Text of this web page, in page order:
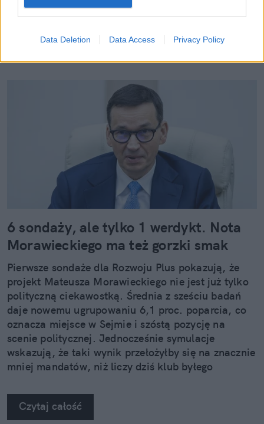
Data Deletion Data Access Privacy Policy
6 sondaży, ale tylko 1 werdykt. Nota
Morawieckiego ma też gorzki smak
Pierwsze sondaże dla Rozwoju Plus pokazują, że
projekt Mateusza Morawieckiego nie jest już tylko
polityczną ciekawostką. Średnia z sześciu badań
daje nowemu ugrupowaniu 6,1 proc. poparcia, co
oznacza miejsce w Sejmie i szóstą pozycję na
scenie politycznej. Jednocześnie symulacje
wskazują, że taki wynik przełożyłby się na znacznie
mniej mandatów, niż liczy dziś klub byłego
Czytaj całość